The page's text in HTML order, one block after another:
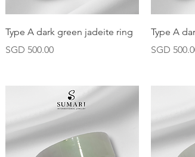
快速瀏覽
Type A dark green jadeite ring
價格
SGD 500.00
Type A
價格
SGD